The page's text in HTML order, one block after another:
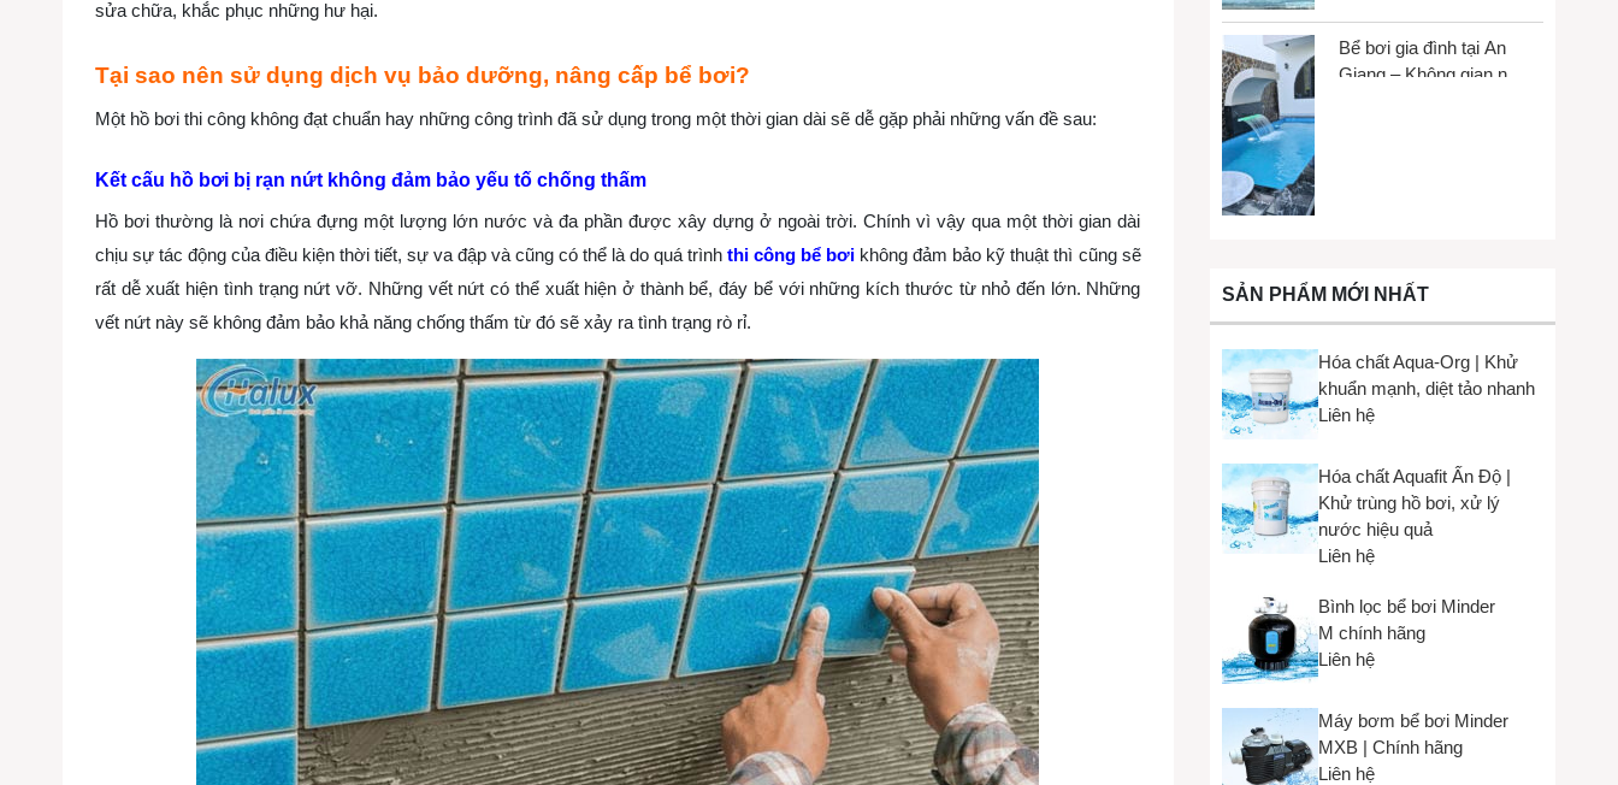
sửa chữa, khắc phục những hư hại.
Tại sao nên sử dụng dịch vụ bảo dưỡng, nâng cấp bể bơi?
Một hồ bơi thi công không đạt chuẩn hay những công trình đã sử dụng trong một thời gian dài sẽ dễ gặp phải những vấn đề sau:
Kết cấu hồ bơi bị rạn nứt không đảm bảo yếu tố chống thấm
Hồ bơi thường là nơi chứa đựng một lượng lớn nước và đa phần được xây dựng ở ngoài trời. Chính vì vậy qua một thời gian dài
chịu sự tác động của điều kiện thời tiết, sự va đập và cũng có thể là do quá trìnhthi công bể bơi không đảm bảo kỹ thuật thì cũng sẽ
rất dễ xuất hiện tình trạng nứt vỡ. Những vết nứt có thể xuất hiện ở thành bể, đáy bể với những kích thước từ nhỏ đến lớn. Những
vết nứt này sẽ không đảm bảo khả năng chống thấm từ đó sẽ xảy ra tình trạng rò rỉ.
Bể bơi gia đình tại An
Giang – Không gian nhỏ,
SẢN PHẨM MỚI NHẤT
Hóa chất Aqua-Org | Khử
khuẩn mạnh, diệt tảo nhanh
Liên hệ
Hóa chất Aquafit Ấn Độ |
Khử trùng hồ bơi, xử lý
nước hiệu quả
Liên hệ
Bình lọc bể bơi Minder
M chính hãng
Liên hệ
Máy bơm bể bơi Minder
MXB | Chính hãng
Liên hệ